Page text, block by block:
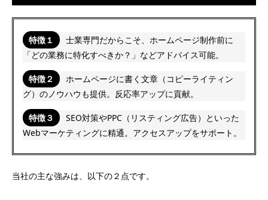
特徴１
士業専門だからこそ、ホームページ制作前に
「どの業務に特化すべきか？」などアドバイス可能。
特徴２
ホームページに書く文章（コピーライティン
グ）のノウハウも提供。反応率アップに貢献。
特徴３
SEO対策やPPC（リスティング広告）といった
Webマーケティングに精通。アクセスアップをサポート。
当社の主な強みは、以下の２点です。